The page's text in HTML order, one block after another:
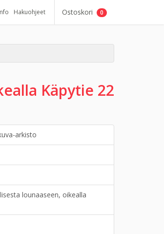
Hakuohjeet Ostoskori 0
Käpytie 22
arkisto
lounaaseen, oikealla